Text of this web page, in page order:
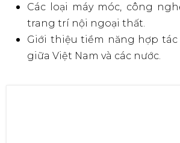
Các loại máy móc, công
trang trí nội ngoại thất.
Giới thiệu tiềm năng hợp tác
giữa Việt Nam và các nước.